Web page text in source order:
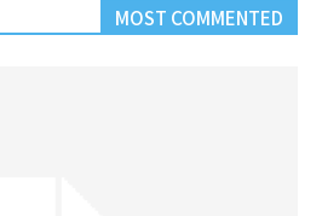
MOST COMMENTED